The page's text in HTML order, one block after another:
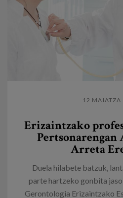
12
Erizaintzako
Arreta
Duela hilabete batzuk,
parte hartzeko gonbita
Gerontologia Erizaintzako